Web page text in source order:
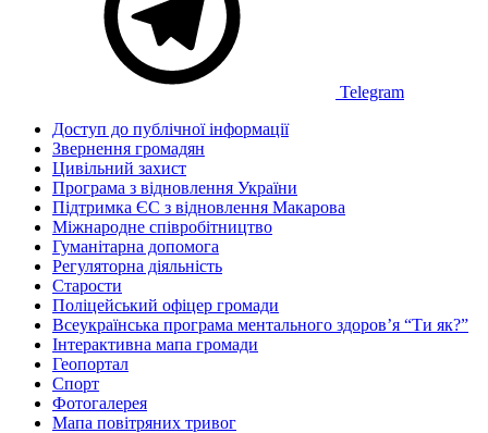
Telegram
Доступ до публічної інформації
Звернення громадян
Цивільний захист
Програма з відновлення України
Підтримка ЄС з відновлення Макарова
Міжнародне співробітництво
Гуманітарна допомога
Регуляторна діяльність
Старости
Поліцейський офіцер громади
Всеукраїнська програма ментального здоров’я “Ти як?”
Інтерактивна мапа громади
Геопортал
Спорт
Фотогалерея
Мапа повітряних тривог